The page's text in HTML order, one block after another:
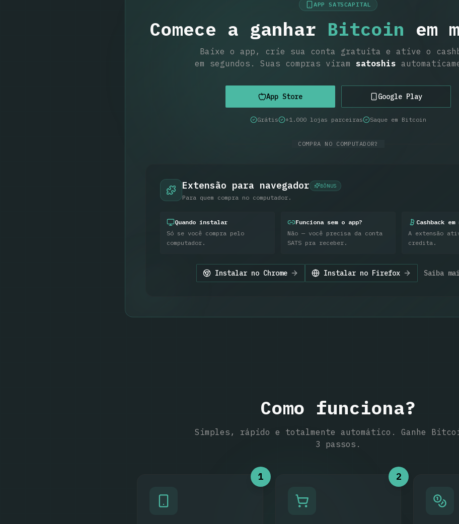
APP SATSCAPITAL
Comece a ganhar Bitcoin em
Baixe o app, crie sua conta gratuita e ative o
em segundos. Suas compras viram satoshis
App Store Google Play
Grátis +1.000 lojas parceiras Saque em Bitcoin
COMPRA NO COMPUTADOR?
Extensão para navegador BÔNUS
Para quem compra no computador.
Quando instalar
Só se você compra pelo
computador.
Funciona sem o app?
Não — você precisa da conta
SATS pra receber.
Cashback
A extensão
credita.
Instalar no Chrome Instalar no Firefox Saiba
Como funciona?
Simples, rápido e totalmente automático. Ganhe
3 passos.
1 2